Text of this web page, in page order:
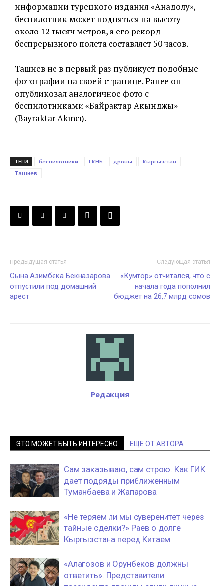
информации турецкого издания «Анадолу»,
беспилотник может подняться на высоту
около 12 тысяч метров, а его рекорд
беспрерывного полета составляет 50 часов.
Ташиев не в первый раз публикует подобные
фотографии на своей странице. Ранее он
опубликовал аналогичное фото с
беспилотниками «Байрактар Акынджы»
(Bayraktar Akıncı).
ТЕГИ беспилотники ГКНБ дроны
Кыргызстан
Ташиев
Предыдущая статья
Сына Азимбека Бекназарова
отпустили под домашний
арест
Следующая статья
«Кумтор» отчитался, что с
начала года пополнил
бюджет на 26,7 млрд сомов
Редакция
ЭТО МОЖЕТ БЫТЬ ИНТЕРЕСНО ЕЩЕ ОТ АВТОРА
Сам заказываю, сам строю. Как ГИК
дает подряды приближенным
Туманбаева и Жапарова
«Не теряем ли мы суверенитет через
тайные сделки?» Раев о долге
Кыргызстана перед Китаем
«Алагозов и Орунбеков должны
ответить». Представители